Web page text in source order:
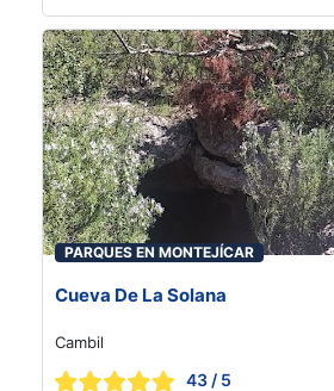
PARQUES EN MONTEJÍCAR
Cueva De La Solana
Cambil
43 / 5